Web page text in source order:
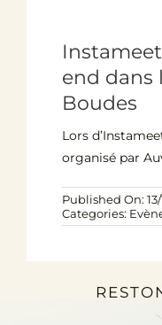
end dans
Boudes
Lors
organisé par
Published On: 13/
Categories: